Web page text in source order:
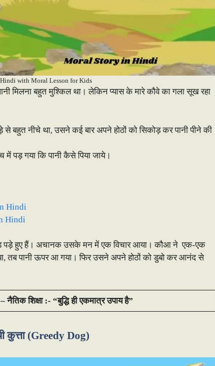
with Moral Lesson for Kids
मिलना बहुत मुश्किल था। लेकिन प्यास के मारे कौवे का गला सूख रहा
बहुत नीचे था, उसने कई बार अपने होठों को सिकोड़ कर पानी पीने की
पड़ गया कि पानी कैसे पिया जाये।
Hindi
Hindi
पड़े हुए हैं। अचानक उसके मन में एक विचार आया। कौआ ने एक-एक
पानी ऊपर आ गया। फिर उसने अपने होठों को डुबो कर आनंद से
शिक्षा :- “बुद्धि ही एकमात्र उपाय है”
कुत्ता (Greedy Dog)